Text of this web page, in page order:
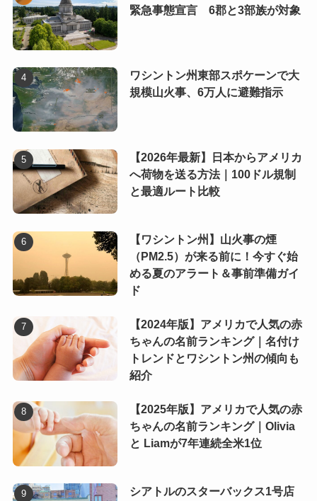
緊急事態宣言 6郡と3部族が対象
ワシントン州東部スポケーンで大
規模山火事、6万人に避難指示
【2026年最新】日本からアメリカ
へ荷物を送る方法｜100ドル規制
と最適ルート比較
【ワシントン州】山火事の煙
（PM2.5）が来る前に！今すぐ始
める夏のアラート＆事前準備ガイ
ド
【2024年版】アメリカで人気の赤
ちゃんの名前ランキング｜名付け
トレンドとワシントン州の傾向も
紹介
【2025年版】アメリカで人気の赤
ちゃんの名前ランキング｜Olivia
と Liamが7年連続全米1位
シアトルのスターバックス1号店